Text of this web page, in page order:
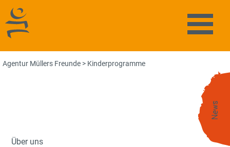
Agentur Müllers Freunde
News
Agentur Müllers Freunde > Kinderprogramme
Über uns